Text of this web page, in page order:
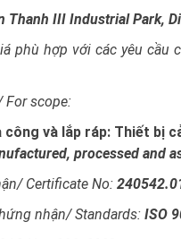
Thanh III Industrial Park,
phù hợp với các yêu cầu
For scope:
công và lắp ráp: Thiết bị
processed and
Certificate No:
nhận/ Standards: ISO